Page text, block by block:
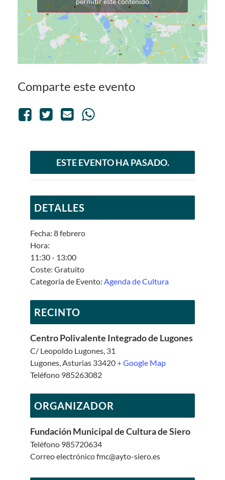
Comparte este evento
ESTE EVENTO HA PASADO.
DETALLES
Fecha: 8 febrero
Hora:
11:30 - 13:00
Coste: Gratuito
Categoría de Evento: Agenda de Cultura
RECINTO
Centro Polivalente Integrado de Lugones
C/ Leopoldo Lugones, 31
Lugones,Asturias 33420+ Google Map
Teléfono 985263082
ORGANIZADOR
Fundación Municipal de Cultura de Siero
Teléfono 985720634
Correo electrónicofmc@ayto-siero.es